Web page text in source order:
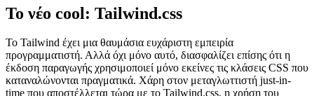
σαφές ότι τα πλεονεκτήματα του Tailwind το καθιστούν
πρωταρχικό υποψήφιο για την προσωπική μου εφαρμογή Ιστού.
Το νέο cool: Tailwind.css
Το Tailwind έχει μια θαυμάσια ευχάριστη εμπειρία